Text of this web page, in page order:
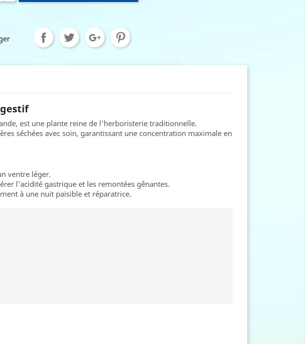
est une plante reine de l'herboristerie traditionnelle.
séchées avec soin, garantissant une concentration maximale en
ventre léger.
l'acidité gastrique et les remontées gênantes.
à une nuit paisible et réparatrice.